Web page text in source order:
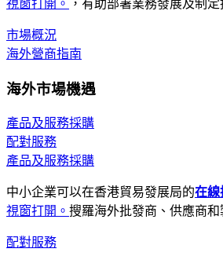
視窗打開。
，有助部署業務發展及制
市場概況
海外營商指南
海外市場機遇
產品及服務採購
配對服務
產品及服務採購
中小企業可以在香港貿易發展局的在線
視窗打開。 搜羅海外批發商、供應商和
配對服務